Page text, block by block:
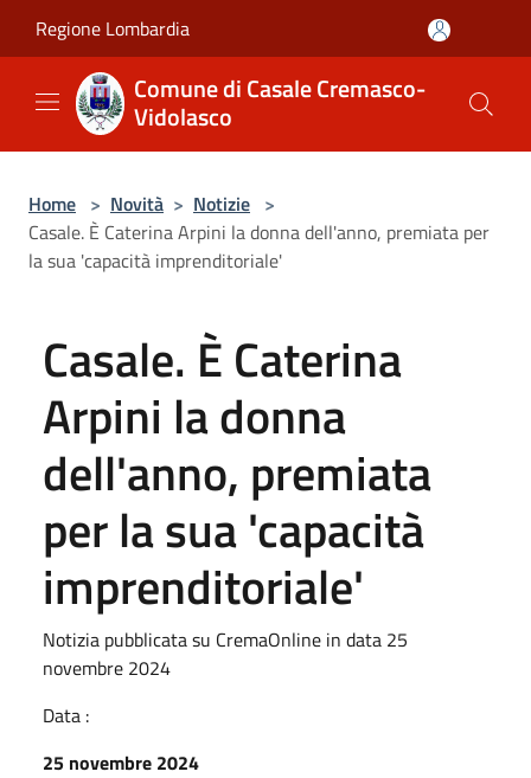
Regione Lombardia
Comune di Casale Cremasco-
Vidolasco
Home > Novità > Notizie >
Casale. È Caterina Arpini la donna dell'anno, premiata per
la sua 'capacità imprenditoriale'
Casale. È Caterina
Arpini la donna
dell'anno, premiata
per la sua 'capacità
imprenditoriale'
Notizia pubblicata su CremaOnline in data 25
novembre 2024
Data :
25 novembre 2024